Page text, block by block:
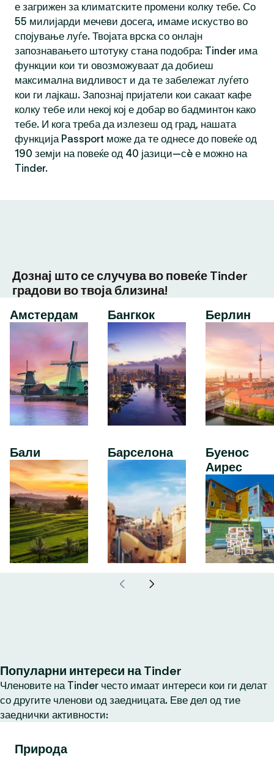
е загрижен за климатските промени колку тебе. Со
55 милијарди мечеви досега, имаме искуство во
спојување луѓе. Твојата врска со онлајн
запознавањето штотуку стана подобра: Tinder има
функции кои ти овозможуваат да добиеш
максимална видливост и да те забележат луѓето
кои ги лајкаш. Запознај пријатели кои сакаат кафе
колку тебе или некој кој е добар во бадминтон како
тебе. И кога треба да излезеш од град, нашата
функција Passport може да те однесе до повеќе од
190 земји на повеќе од 40 јазици—сè е можно на
Tinder.
Дознај што се случува во повеќе Tinder
градови во твоја близина!
Амстердам
Бали
Бангкок
Барселона
Берлин
Буенос
Аирес
Популарни интереси на Tinder
Членовите на Tinder често имаат интереси кои ги делат
со другите членови од заедницата. Еве дел од тие
заеднички активности:
Природа